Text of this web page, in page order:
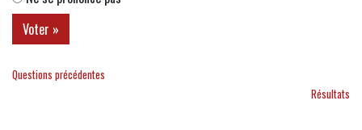
Questions précédentes
Résultats